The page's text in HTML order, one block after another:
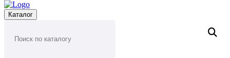
Каталог